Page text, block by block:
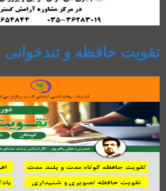
تقویت حافظه و تندخوانی